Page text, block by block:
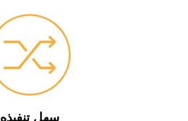
سهل تنفيذه